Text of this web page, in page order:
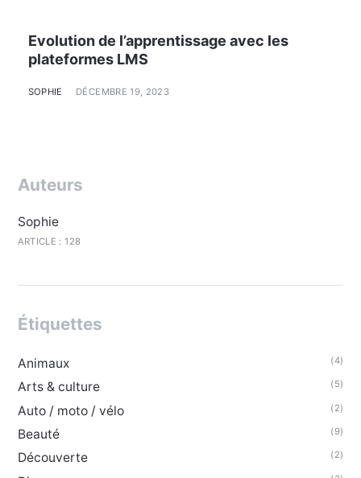
Evolution de l’apprentissage avec les
plateformes LMS
SOPHIE DÉCEMBRE 19, 2023
Auteurs
Sophie
ARTICLE : 128
Étiquettes
Animaux (4)
Arts & culture (5)
Auto / moto / vélo (2)
Beauté (9)
Découverte (2)